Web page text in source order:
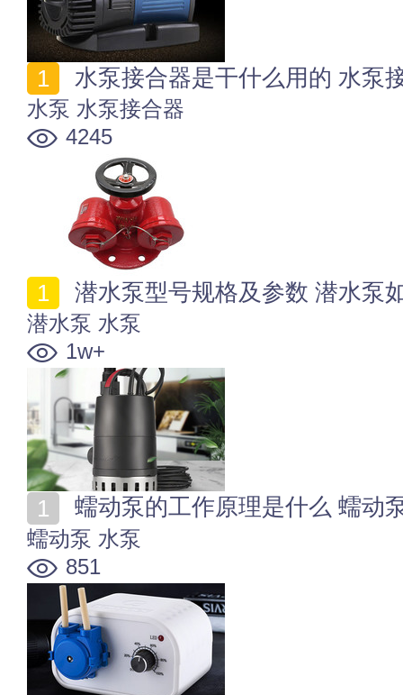
水泵接合器是干什么用的 水泵
水泵 水泵接合器
4245
潜水泵型号规格及参数 潜水泵
潜水泵 水泵
1w+
蠕动泵的工作原理是什么 蠕动
蠕动泵 水泵
851